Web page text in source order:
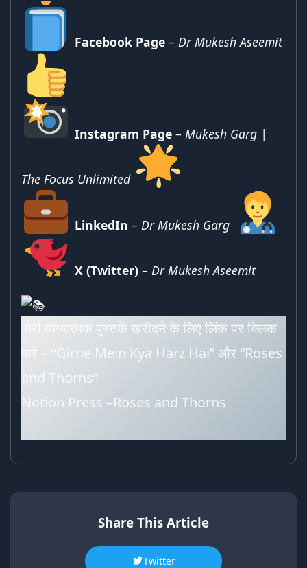
Facebook Page– Dr Mukesh Aseemit
Instagram Page– Mukesh Garg |
The Focus Unlimited
LinkedIn – Dr Mukesh Garg
X (Twitter)– Dr Mukesh Aseemit
मेरी व्यंग्यात्मक पुस्तकें खरीदने के लिए लिंक पर क्लिक
“Girne Mein Kya Harz Hai”और “Roses
and Thorns”
Notion Press –Roses and Thorns
Share This Article
Twitter